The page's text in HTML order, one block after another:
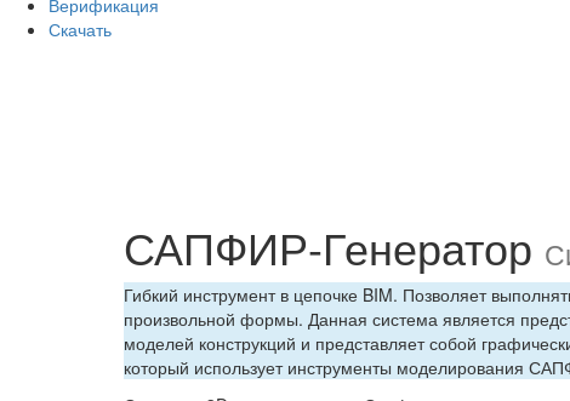
Скачать
САПФИР-Генератор
Гибкий инструмент в цепочке BIM. Позволяет
произвольной формы. Данная система является
моделей конструкций и представляет собой
который использует инструменты моделирования